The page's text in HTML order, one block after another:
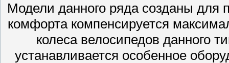
Модели данного ряда созданы для
комфорта компенсируется
колеса велосипедов данного
устанавливается особенное